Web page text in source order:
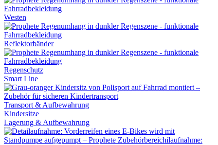
Westen
Reflektorbänder
Regenschutz
Smart Line
Transport & Aufbewahrung
Kindersitze
Lagerung & Aufbewahrung